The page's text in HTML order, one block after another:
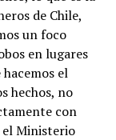
de Chile,
un foco
en lugares
el
hechos, no
con
el Ministerio